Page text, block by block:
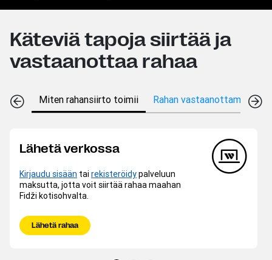
Käteviä tapoja siirtää ja
vastaanottaa rahaa
Miten rahansiirto toimii Rahan vastaanottamistavat
Lähetä verkossa
Kirjaudu sisään tai rekisteröidypalveluun
maksutta, jotta voit siirtää rahaa maahan
Fidži kotisohvalta.
Lähetä rahaa